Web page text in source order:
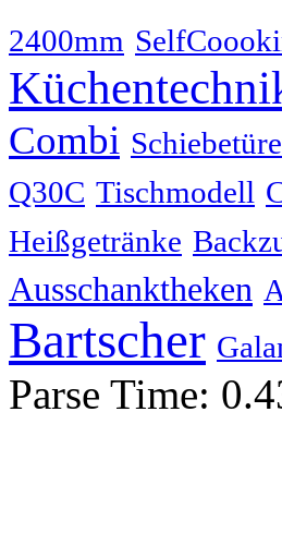
2400mm
Combi
Q30C Tischmodell
Heißgetränke
Ausschanktheken
Bartscher
Parse Time: